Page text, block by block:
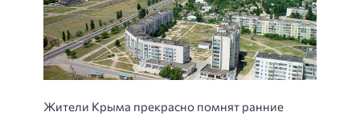
Жители Крыма прекрасно помнят ранние